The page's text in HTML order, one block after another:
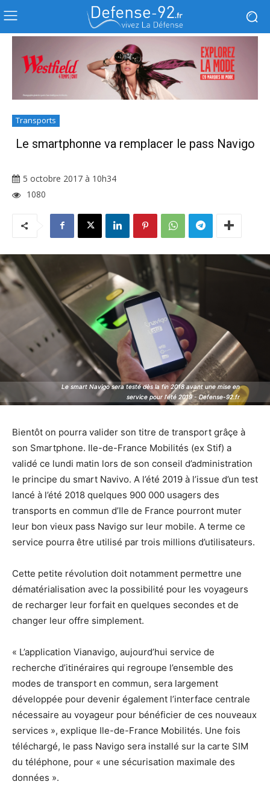
Transports
Le smartphonne va remplacer le pass Navigo
5 octobre 2017 à 10h34
1080
Le smart Navigo sera testé dès la fin 2018 avant une mise en
service pour l'été 2019 - Defense-92.fr
Le smart Navigo sera testé dès la fin 2018 avant une mise en
service pour l'été 2019 - Defense-92.fr
Bientôt on pourra valider son titre de transport grâçe à
son Smartphone. Ile-de-France Mobilités (ex Stif) a
validé ce lundi matin lors de son conseil d’administration
le principe du smart Navivo. A l’été 2019 à l’issue d’un test
lancé à l’été 2018 quelques 900 000 usagers des
transports en commun d’Ile de France pourront muter
leur bon vieux pass Navigo sur leur mobile. A terme ce
service pourra être utilisé par trois millions d’utilisateurs.
Cette petite révolution doit notamment permettre une
dématérialisation avec la possibilité pour les voyageurs
de recharger leur forfait en quelques secondes et de
changer leur offre simplement.
« L’application Vianavigo, aujourd’hui service de
recherche d’itinéraires qui regroupe l’ensemble des
modes de transport en commun, sera largement
développée pour devenir également l’interface centrale
nécessaire au voyageur pour bénéficier de ces nouveaux
services », explique Ile-de-France Mobilités. Une fois
téléchargé, le pass Navigo sera installé sur la carte SIM
du téléphone, pour « une sécurisation maximale des
données ».